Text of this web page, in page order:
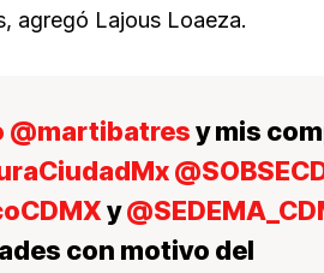
agregó Lajous Loaeza.
@martibatresy mis
y
con motivo del